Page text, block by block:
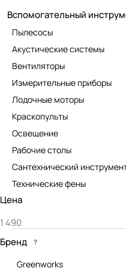
Вспомогательный
Пылесосы
Акустические системы
Вентиляторы
Измерительные приборы
Лодочные моторы
Краскопульты
Освещение
Рабочие столы
Сантехнический
Технические фены
Цена
Бренд ?
Greenworks